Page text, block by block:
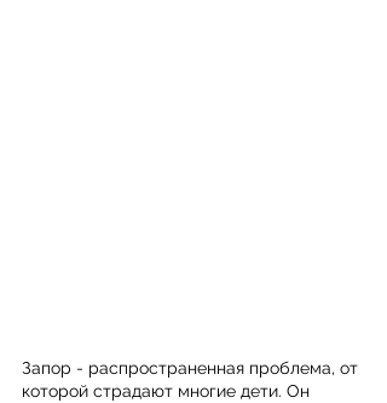
Запор - распространенная проблема, от
которой страдают многие дети. Он